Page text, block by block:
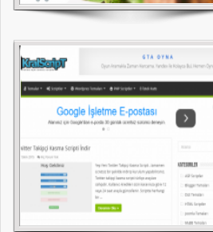
Gaziantep Kanalizasyon Açma